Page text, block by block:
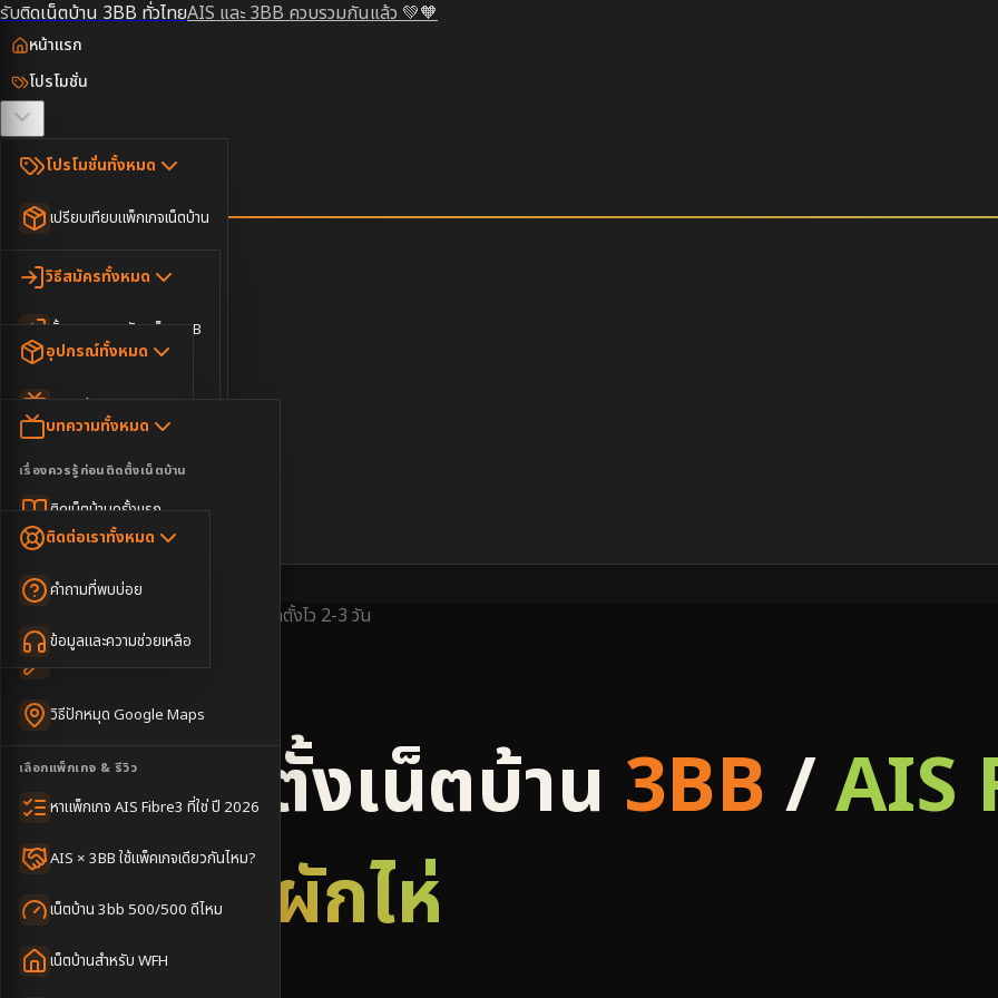
รับติดเน็ตบ้าน 3BB ทั่วไทยAIS และ 3BB ควบรวมกันแล้ว 💚🧡
หน้าแรก
โปรโมชั่น
โปรโมชั่นทั้งหมด
เปรียบเทียบแพ็กเกจเน็ตบ้าน
เน็ตบ้าน Super Fast
เน็ตบ้าน 2Gbps
เน็ตบ้านพร้อมกล่องทีวี
เน็ตบ้าน + Netflix
เน็ตบ้าน + บริการเสริม
เน็ตบ้านแรงทุกชั้น
ตรวจสอบพื้นที่
วิธีสมัครทั้งหมด
ขั้นตอนการสมัครเน็ต 3BB
อุปกรณ์
อุปกรณ์ทั้งหมด
AIS Play Box
Dongle เน็ตสำรอง
บทความ
บทความทั้งหมด
เรื่องควรรู้ก่อนติดตั้งเน็ตบ้าน
ติดเน็ตบ้านครั้งแรก
เทคนิคขอคิวช่างได้ไว
วิธีปักหมุด Google Maps
เลือกแพ็กเกจ & รีวิว
หาแพ็กเกจ AIS Fibre3 ที่ใช่ ปี 2026
AIS × 3BB ใช้แพ็คเกจเดียวกันไหม?
เน็ตบ้าน 3bb 500/500 ดีไหม
เน็ตบ้านสำหรับ WFH
ข่าวสาร
ติดต่อเราทั้งหมด
คำถามที่พบบ่อย
ข้อมูลและความช่วยเหลือ
🇹🇭🇬🇧
ติดตั้งไว 2-3 วัน
3BB & AIS Fibre
รับติดตั้งเน็ตบ้าน 3BB/AIS
อำเภอผักไห่